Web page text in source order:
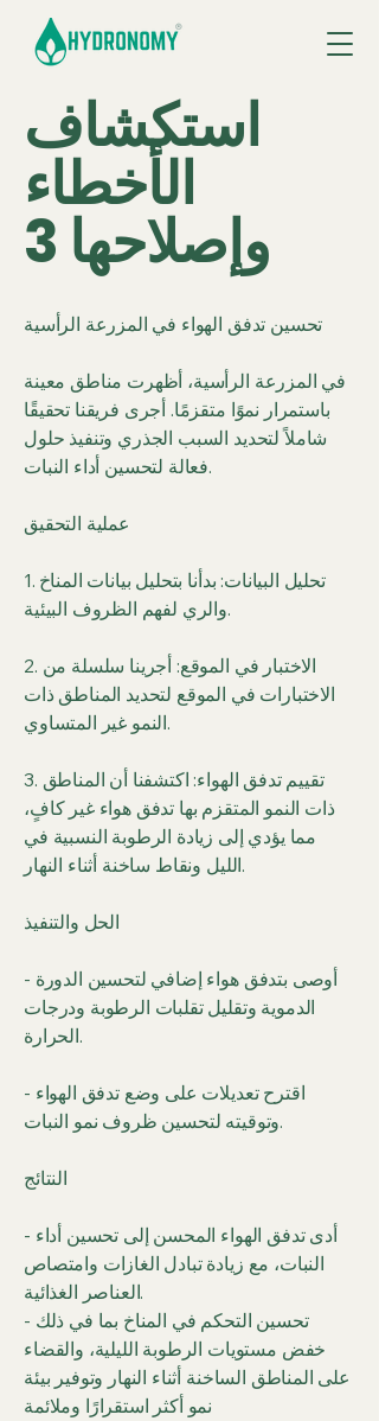
استكشاف
الأخطاء
وإصلاحها 3
تحسين تدفق الهواء في المزرعة الرأسية
في المزرعة الرأسية، أظهرت مناطق معينة
باستمرار نموًا متقزمًا. أجرى فريقنا تحقيقًا
شاملاً لتحديد السبب الجذري وتنفيذ حلول
فعالة لتحسين أداء النبات.
عملية التحقيق
1. تحليل البيانات: بدأنا بتحليل بيانات المناخ
والري لفهم الظروف البيئية.
2. الاختبار في الموقع: أجرينا سلسلة من
الاختبارات في الموقع لتحديد المناطق ذات
النمو غير المتساوي.
3. تقييم تدفق الهواء: اكتشفنا أن المناطق
ذات النمو المتقزم بها تدفق هواء غير كافٍ،
مما يؤدي إلى زيادة الرطوبة النسبية في
الليل ونقاط ساخنة أثناء النهار.
الحل والتنفيذ
- أوصى بتدفق هواء إضافي لتحسين الدورة
الدموية وتقليل تقلبات الرطوبة ودرجات
الحرارة.
- اقترح تعديلات على وضع تدفق الهواء
وتوقيته لتحسين ظروف نمو النبات.
النتائج
- أدى تدفق الهواء المحسن إلى تحسين أداء
النبات، مع زيادة تبادل الغازات وامتصاص
العناصر الغذائية.
- تحسين التحكم في المناخ بما في ذلك
خفض مستويات الرطوبة الليلية، والقضاء
على المناطق الساخنة أثناء النهار وتوفير بيئة
نمو أكثر استقرارًا وملائمة